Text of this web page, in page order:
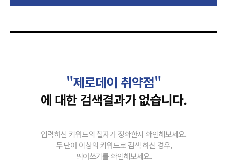
"제로데이 취약점"
에 대한 검색결과가 없습니다.
입력하신 키워드의 철자가 정확한지 확인해보세요.
두 단어 이상의 키워드로 검색 하신 경우,
띄어쓰기를 확인해보세요.